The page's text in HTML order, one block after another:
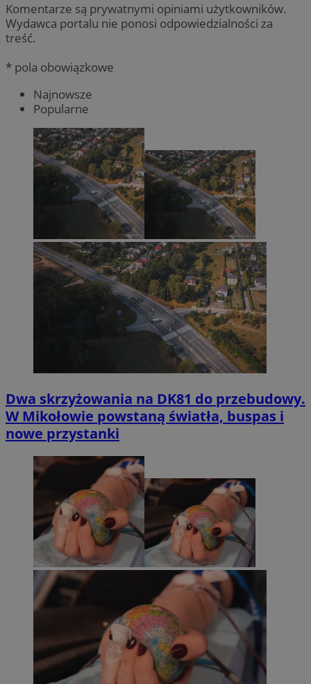
Komentarze są prywatnymi opiniami użytkowników.
Wydawca portalu nie ponosi odpowiedzialności za
treść.
* pola obowiązkowe
Najnowsze
Popularne
Dwa skrzyżowania na DK81 do przebudowy.
W Mikołowie powstaną światła, buspas i
nowe przystanki